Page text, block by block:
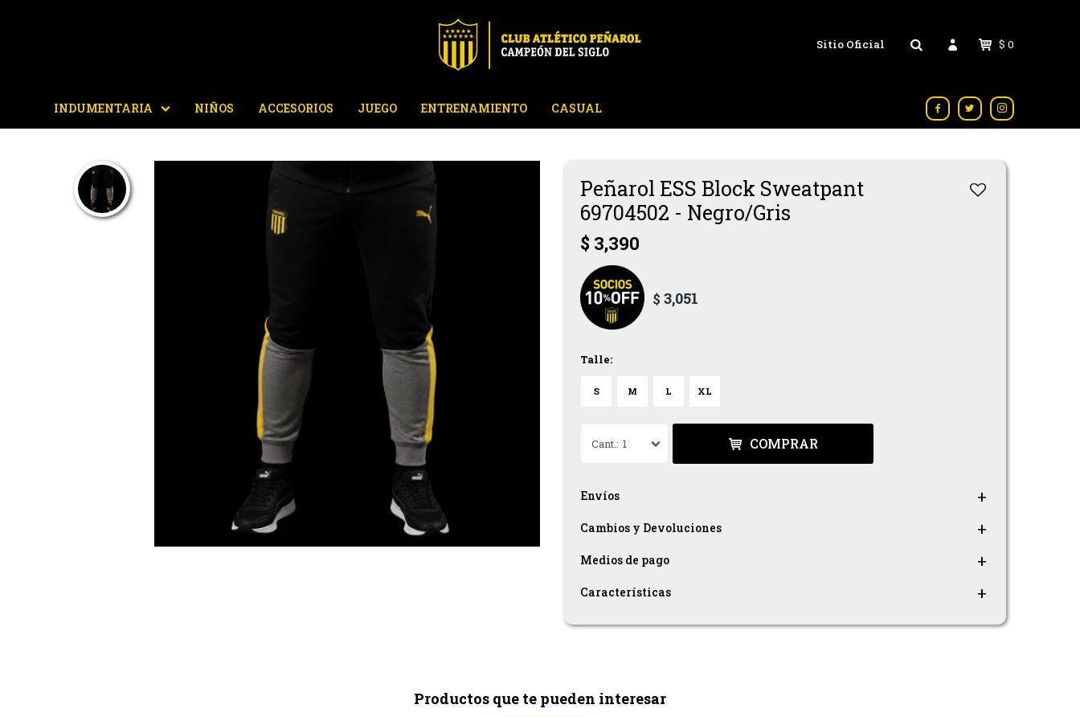
INDUMENTARIA NIÑOS ACCESORIOS JUEGO ENTRENAMIENTO CASUAL
$ 0
  
Sitio Oficial
Peñarol ESS Block Sweatpant
69704502 - Negro/Gris
$ 3,390
$ 3,051
Talle:
S M L XL
1 COMPRAR
Envíos
Cambios y Devoluciones
Medios de pago
Características
Productos que te pueden interesar